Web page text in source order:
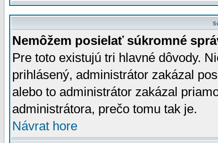
Nemôžem posielať súkromné
Pre toto existujú tri hlavné dôvody.
prihlásený, administrátor zakázal
alebo to administrátor zakázal
administrátora, prečo tomu tak je.
Návrat hore